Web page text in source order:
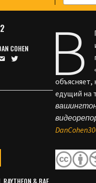
В
едущий на
COHEN
RAYTHEON & BAE